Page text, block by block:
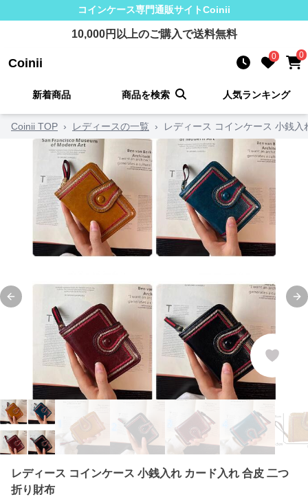
コインケース専門通販サイトCoinii
10,000円以上のご購入で送料無料
Coinii 0 0
新着商品 商品を検索 人気ランキング
Coinii TOP › レディースの一覧 › レディース コインケース 小銭
Previous slide
レディース コインケース 小銭入れ カード入れ 合皮 二つ
折り財布